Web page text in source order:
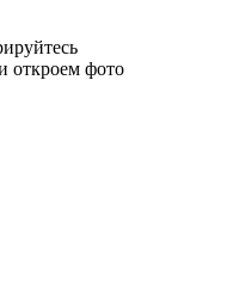
откроем фото